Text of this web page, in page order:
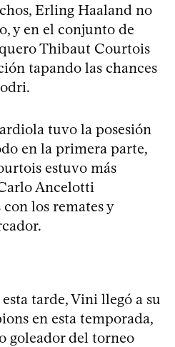
Erling Haaland no
y en el conjunto de
Thibaut Courtois
tapando las chances
tuvo la posesión
en la primera parte,
estuvo más
Ancelotti
los remates y
tarde, Vini llegó a su
en esta temporada,
goleador del torneo